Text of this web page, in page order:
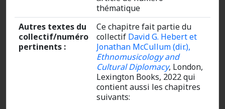
thématique
Autres textes du
collectif/numéro
pertinents :
Ce chapitre fait partie du
collectif David G. Hebert et
Jonathan McCullum (dir.),
Ethnomusicology and
Cultural Diplomacy, London,
Lexington Books, 2022 qui
contient aussi les chapitres
suivants: